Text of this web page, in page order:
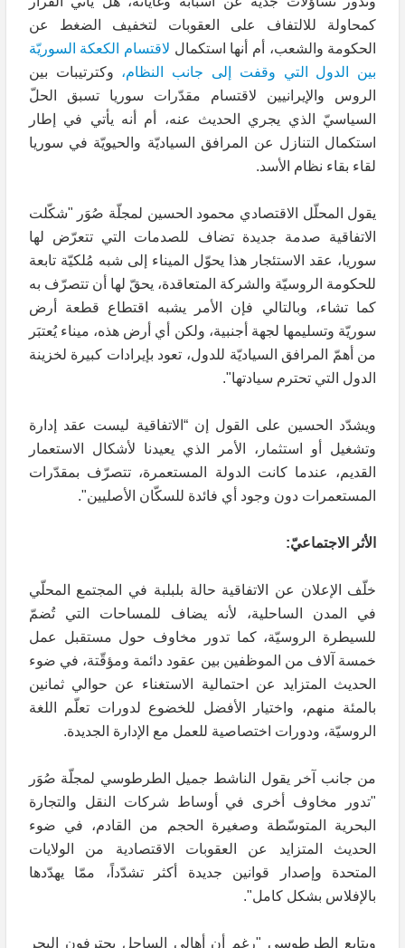
كمحاولة للالتفاف على العقوبات لتخفيف الضغط عن
الحكومة والشعب، أم أنها استكمال لاقتسام الكعكة السوريّة
بين الدول التي وقفت إلى جانب النظام، وكترتيبات بين
الروس والإيرانيين لاقتسام مقدّرات سوريا تسبق الحلّ
السياسيّ الذي يجري الحديث عنه، أم أنه يأتي في إطار
استكمال التنازل عن المرافق السياديّة والحيويّة في سوريا
لقاء بقاء نظام الأسد.
يقول المحلّل الاقتصادي محمود الحسين لمجلّة صُوَر "شكّلت
الاتفاقية صدمة جديدة تضاف للصدمات التي تتعرّض لها
سوريا، عقد الاستئجار هذا يحوّل الميناء إلى شبه مُلكيّة تابعة
للحكومة الروسيّة والشركة المتعاقدة، يحقّ لها أن تتصرّف به
كما تشاء، وبالتالي فإن الأمر يشبه اقتطاع قطعة أرض
سوريّة وتسليمها لجهة أجنبية، ولكن أي أرض هذه، ميناء يُعتبَر
من أهمّ المرافق السياديّة للدول، تعود بإيرادات كبيرة لخزينة
الدول التي تحترم سيادتها".
ويشدّد الحسين على القول إن “الاتفاقية ليست عقد إدارة
وتشغيل أو استثمار، الأمر الذي يعيدنا لأشكال الاستعمار
القديم، عندما كانت الدولة المستعمرة، تتصرّف بمقدّرات
المستعمرات دون وجود أي فائدة للسكّان الأصليين".
الأثر الاجتماعيّ:
خلّف الإعلان عن الاتفاقية حالة بلبلبة في المجتمع المحلّي
في المدن الساحلية، لأنه يضاف للمساحات التي تُضمّ
للسيطرة الروسيّة، كما تدور مخاوف حول مستقبل عمل
خمسة آلاف من الموظفين بين عقود دائمة ومؤقّتة، في ضوء
الحديث المتزايد عن احتمالية الاستغناء عن حوالي ثمانين
بالمئة منهم، واختيار الأفضل للخضوع لدورات تعلّم اللغة
الروسيّة، ودورات اختصاصية للعمل مع الإدارة الجديدة.
من جانب آخر يقول الناشط جميل الطرطوسي لمجلّة صُوَر
"تدور مخاوف أخرى في أوساط شركات النقل والتجارة
البحرية المتوسّطة وصغيرة الحجم من القادم، في ضوء
الحديث المتزايد عن العقوبات الاقتصادية من الولايات
المتحدة وإصدار قوانين جديدة أكثر تشدّداً، ممّا يهدّدها
بالإفلاس بشكل كامل".
ويتابع الطرطوسي "رغم أن أهالي الساحل يحترفون البحر